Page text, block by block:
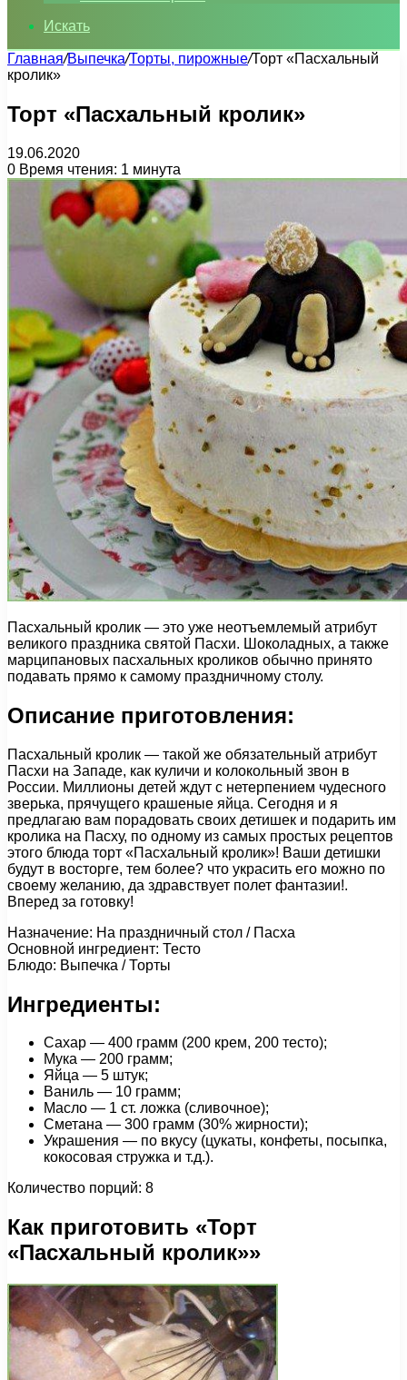
Искать
Главная/Выпечка/Торты, пирожные/Торт «Пасхальный
кролик»
Торт «Пасхальный кролик»
19.06.2020
0 Время чтения: 1 минута
Пасхальный кролик — это уже неотъемлемый атрибут
великого праздника святой Пасхи. Шоколадных, а также
марципановых пасхальных кроликов обычно принято
подавать прямо к самому праздничному столу.
Описание приготовления:
Пасхальный кролик — такой же обязательный атрибут
Пасхи на Западе, как куличи и колокольный звон в
России. Миллионы детей ждут с нетерпением чудесного
зверька, прячущего крашеные яйца. Сегодня и я
предлагаю вам порадовать своих детишек и подарить им
кролика на Пасху, по одному из самых простых рецептов
этого блюда торт «Пасхальный кролик»! Ваши детишки
будут в восторге, тем более? что украсить его можно по
своему желанию, да здравствует полет фантазии!.
Вперед за готовку!
Назначение: На праздничный стол / Пасха
Основной ингредиент: Тесто
Блюдо: Выпечка / Торты
Ингредиенты:
Сахар — 400 грамм (200 крем, 200 тесто);
Мука — 200 грамм;
Яйца — 5 штук;
Ваниль — 10 грамм;
Масло — 1 cт. ложка (сливочное);
Сметана — 300 грамм (30% жирности);
Украшения — по вкусу (цукаты, конфеты, посыпка,
кокосовая стружка и т.д.).
Количество порций: 8
Как приготовить «Торт
«Пасхальный кролик»»